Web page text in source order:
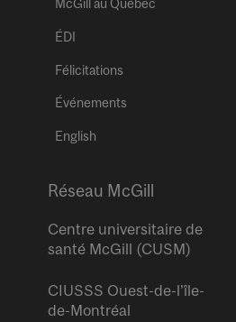
McGill au Québec
ÉDI
Félicitations
Événements
English
Réseau McGill
Centre universitaire de
santé McGill (CUSM)
CIUSSS Ouest-de-l’île-
de-Montréal